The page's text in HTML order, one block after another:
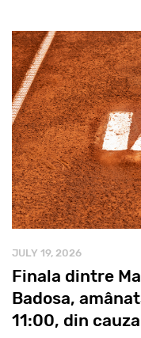
JULY 19, 2026
Finala dintre
Badosa,
11:00, din